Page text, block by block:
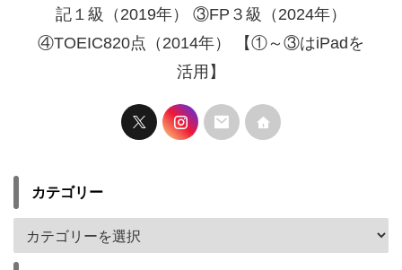
記１級（2019年） ③FP３級（2024年）
④TOEIC820点（2014年） 【①～③はiPadを
活用】
カテゴリー